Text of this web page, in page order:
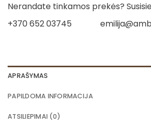
Nerandate tinkamos prekės?
+370 652 03745
APRAŠYMAS
PAPILDOMA INFORMACIJA
ATSILIEPIMAI (0)